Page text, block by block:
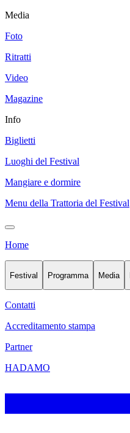
Media
Foto
Ritratti
Video
Magazine
Info
Biglietti
Luoghi del Festival
Mangiare e dormire
Menu della Trattoria del Festival
Home
Festival Programma Media
Contatti
Accreditamento stampa
Partner
HADAMO